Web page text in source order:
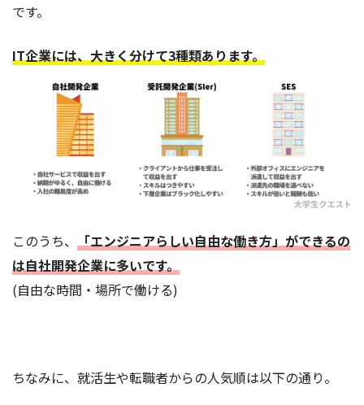
です。
IT企業には、大きく分けて3種類あります。
このうち、
「エンジニアらしい自由な働き方」ができるの
は自社開発企業に多いです。
(自由な時間・場所で働ける)
ちなみに、就活生や転職者からの人気順は以下の通り。